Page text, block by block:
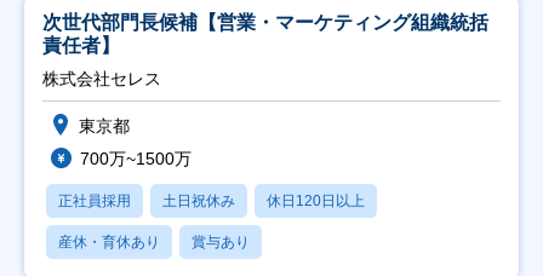
次世代部門長候補【営業・マーケティング組織統括
責任者】
株式会社セレス
東京都
700万~1500万
正社員採用 土日祝休み 休日120日以上
産休・育休あり 賞与あり